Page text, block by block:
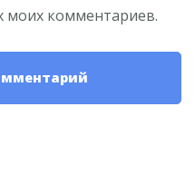
моих комментариев.